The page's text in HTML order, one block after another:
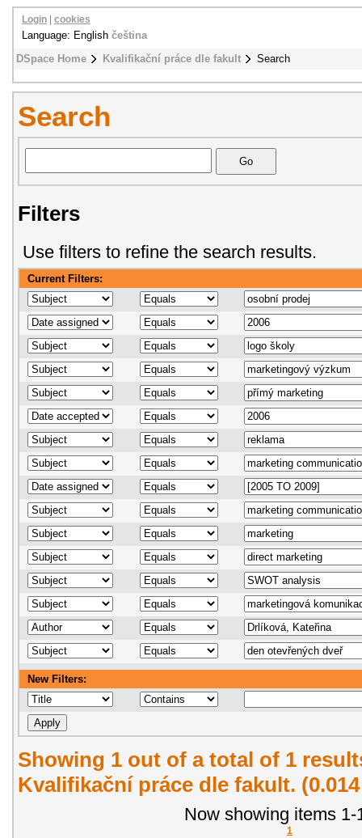
DSpace Home Kvalifikační práce dle fakult Search
Login cookies
Language: English čeština
Search
Filters
Use filters to refine the search results.
Current Filters:
New Filters:
Showing 1 out of a total of 1
Kvalifikační práce dle fakult.
Now showing items 1-
1